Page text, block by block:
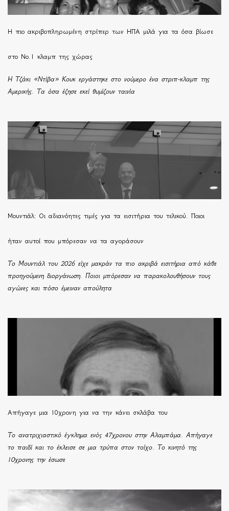
H πιο ακριβοπληρωμένη στρίπερ των ΗΠΑ μιλά για τα όσα βίωσε
στο Νο.1 κλαμπ της χώρας
Η Τζάκι «Ντίβα» Κουκ εργάστηκε στο νούμερο ένα στριπ-κλαμπ της
Αμερικής. Τα όσα έζησε εκεί θυμίζουν ταινία
Μουντιάλ: Οι αδιανόητες τιμές για τα εισιτήρια του τελικού. Ποιοι
ήταν αυτοί που μπόρεσαν να τα αγοράσουν
Το Μουντιάλ του 2026 είχε μακράν τα πιο ακριβά εισιτήρια από κάθε
προηγούμενη διοργάνωση. Ποιοι μπόρεσαν να παρακολουθήσουν τους
αγώνες και πόσο έμειναν απούλητα
Απήγαγε μια 10χρονη για να την κάνει σκλάβα του
Το ανατριχιαστικό έγκλημα ενός 47χρονου στην Αλαμπάμα. Απήγαγε
το παιδί και το έκλεισε σε μια τρύπα στον τοίχο. Το κινητό της
10χρονης την έσωσε